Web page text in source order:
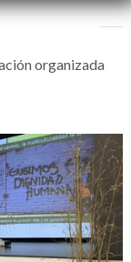
organizada